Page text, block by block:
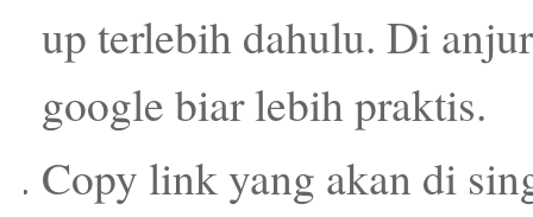
up terlebih dahulu. Di
google biar lebih praktis.
Copy link yang akan di